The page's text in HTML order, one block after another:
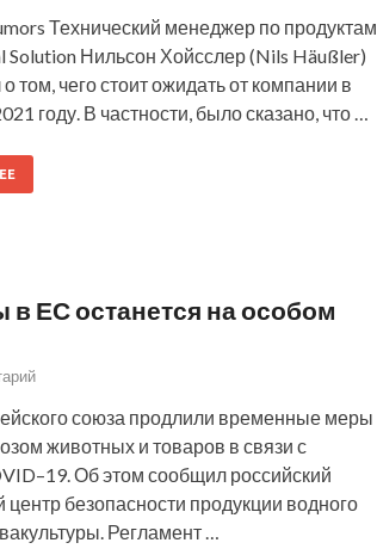
Технический менеджер по продуктам
Solution Нильсон Хойсслер (Nils Häußler)
о том, чего стоит ожидать от компании в
году. В частности, было сказано, что …
ЕС останется на особом
союза продлили временные меры
животных и товаров в связи с
Об этом сообщил российский
безопасности продукции водного
Регламент …